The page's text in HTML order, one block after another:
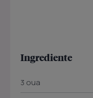
Ingrediente
3 oua